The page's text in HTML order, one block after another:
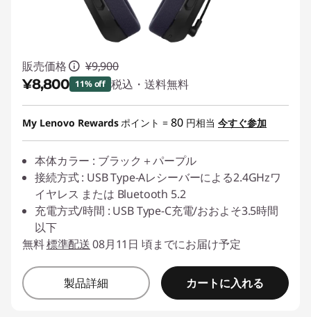
ヤ
ス
ヘ
販売価格 ¥9,900
¥8,800 11% off 税込・送料無料
特別割引 :-¥1,100
My Lenovo Rewardsポイント = 80 円相当 今すぐ参加
本体カラー : ブラック＋パープル
接続方式 : USB Type-Aレシーバーによる2.4GHzワ
イヤレス または Bluetooth 5.2
充電方式/時間 : USB Type-C充電/おおよそ3.5時間
以下
無料標準配送08月11日 頃までにお届け予定
製品詳細 カートに入れる